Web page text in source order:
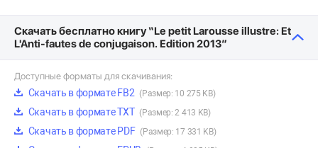
Скачать бесплатно книгу “Le petit Larousse illustre: Et
L'Anti-fautes de conjugaison. Edition 2013”
Доступные форматы для скачивания:
Скачать в формате FB2 (Размер: 10 275 KB)
Скачать в формате TXT (Размер: 2 413 KB)
Скачать в формате PDF (Размер: 17 331 KB)